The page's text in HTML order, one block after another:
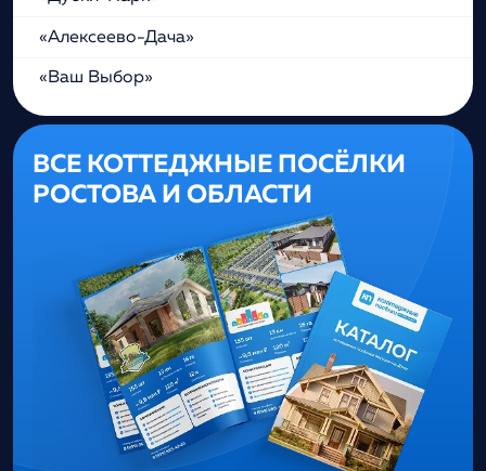
«Алексеево-Дача»
«Ваш Выбор»
ВСЕ КОТТЕДЖНЫЕ ПОСЁЛКИ
РОСТОВА И ОБЛАСТИ